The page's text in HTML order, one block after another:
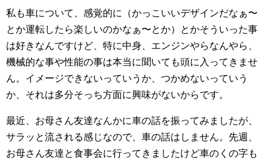
私も車について、感覚的に（かっこいいデザインだなぁ〜
とか運転したら楽しいのかなぁ〜とか）とかそういった事
は好きなんですけど、特に中身、エンジンやらなんやら、
機械的な事や性能の事は本当に聞いても頭に入ってきませ
ん。イメージできないっていうか、つかめないっていう
か、それは多分そっち方面に興味がないからです。
最近、お母さん友達なんかに車の話を振ってみましたが、
サラッと流される感じなので、車の話はしません。先週、
お母さん友達と食事会に行ってきましたけど車のくの字も